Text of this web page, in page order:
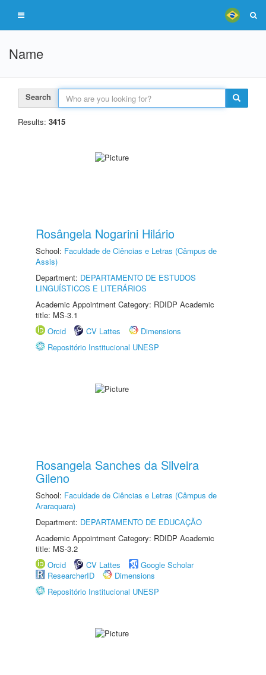
Name
Search
Results: 3415
Rosângela Nogarini Hilário
School: Faculdade de Ciências e Letras (Câmpus de
Assis)
Department: DEPARTAMENTO DE ESTUDOS
LINGUÍSTICOS E LITERÁRIOS
Academic Appointment Category: RDIDP Academic
title: MS-3.1
Orcid
CV Lattes
Dimensions
Repositório Institucional UNESP
Rosangela Sanches da Silveira
Gileno
School: Faculdade de Ciências e Letras (Câmpus de
Araraquara)
Department: DEPARTAMENTO DE EDUCAÇÃO
Academic Appointment Category: RDIDP Academic
title: MS-3.2
Orcid
CV Lattes
Google Scholar
ResearcherID
Dimensions
Repositório Institucional UNESP